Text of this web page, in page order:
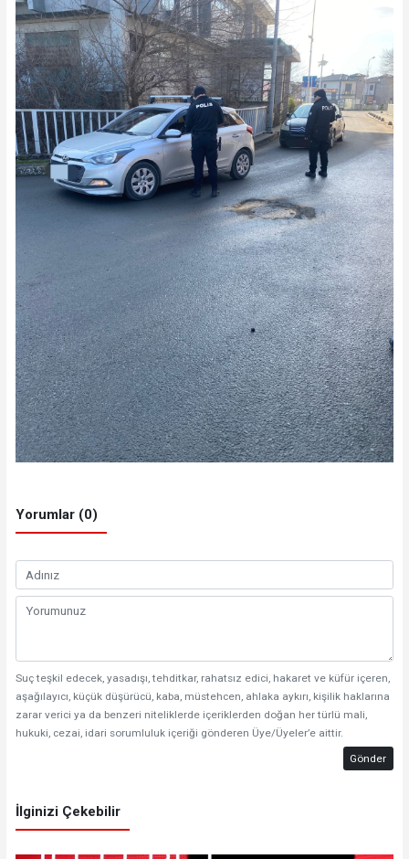
Yorumlar (0)
Suç teşkil edecek, yasadışı, tehditkar, rahatsız edici, hakaret ve küfür içeren,
aşağılayıcı, küçük düşürücü, kaba, müstehcen, ahlaka aykırı, kişilik haklarına
zarar verici ya da benzeri niteliklerde içeriklerden doğan her türlü mali,
hukuki, cezai, idari sorumluluk içeriği gönderen Üye/Üyeler’e aittir.
Gönder
İlginizi Çekebilir